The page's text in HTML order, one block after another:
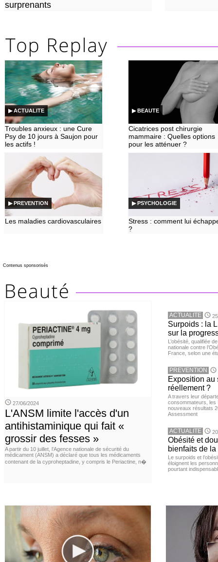
surprenants
▶ ACTUALITE
Troubles anxieux : une Cure
Psy de 10 jours à Saujon pour
les actifs !
▶ BEAUTE
Cicatrices post chirurgie
mammaire : Quelles options
pour les atténuer ?
▶ PREVENTION
Les maladies cardiovasculaires
▶ PSYCHOLOGIE
Stress : comment lui
?
Contenus sponsorisés
27/06/2024
L'ANSM limite l'accès d'un
antihistaminique qui fait «
grossir des fesses »
A partir du 10 juillet, l’Agence nationale de sécurité du
médicament (ANSM) a déclaré que tous les médicaments
contenant de la cyproheptadine, y compris le Periactine, n�
ACTUALITE
Surpoids : la
sur la
L’obésité, qualifiée
nationale contre
France, selon une
PREVENTION
Exposition au
réellement ?
A travers leur
consommateurs, les
nouveaux résultats
Assessment
ACTUALITE
Obésité et
bienfaits de
Le surpoids et
éloignent les
pourtant